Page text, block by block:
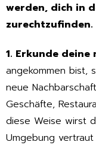
werden, dich in
zurechtzufinden.
1. Erkunde deine
angekommen bist,
neue
Geschäfte,
diese Weise wirst
Umgebung vertraut